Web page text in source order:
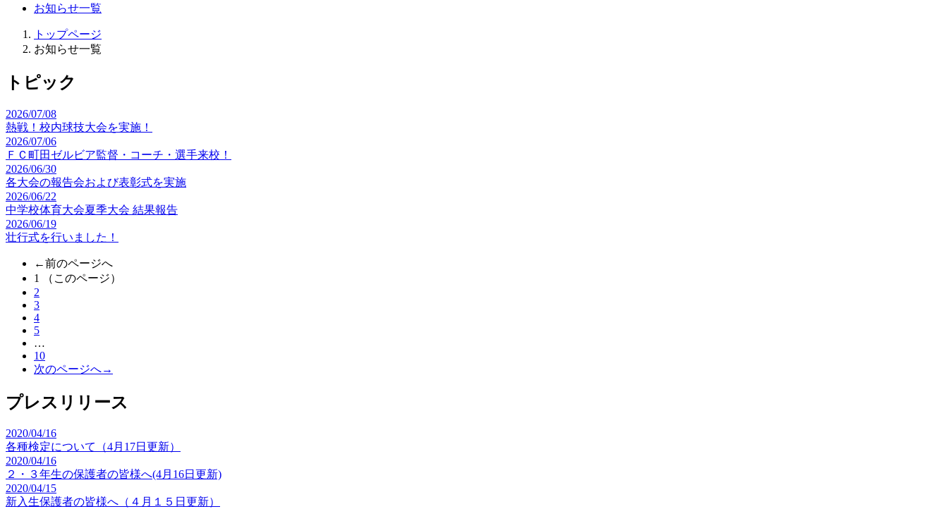
お知らせ一覧
トップページ
お知らせ一覧
トピック
2026/07/08
熱戦！校内球技大会を実施！
2026/07/06
ＦＣ町田ゼルビア監督・コーチ・選手来校！
2026/06/30
各大会の報告会および表彰式を実施
2026/06/22
中学校体育大会夏季大会 結果報告
2026/06/19
壮行式を行いました！
←前のページへ
1
（このページ）
2
3
4
5
…
10
次のページへ→
プレスリリース
2020/04/16
各種検定について（4月17日更新）
2020/04/16
２・３年生の保護者の皆様へ(4月16日更新)
2020/04/15
新入生保護者の皆様へ（４月１５日更新）